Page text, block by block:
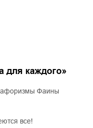
для каждого»
афоризмы Фаины
все!